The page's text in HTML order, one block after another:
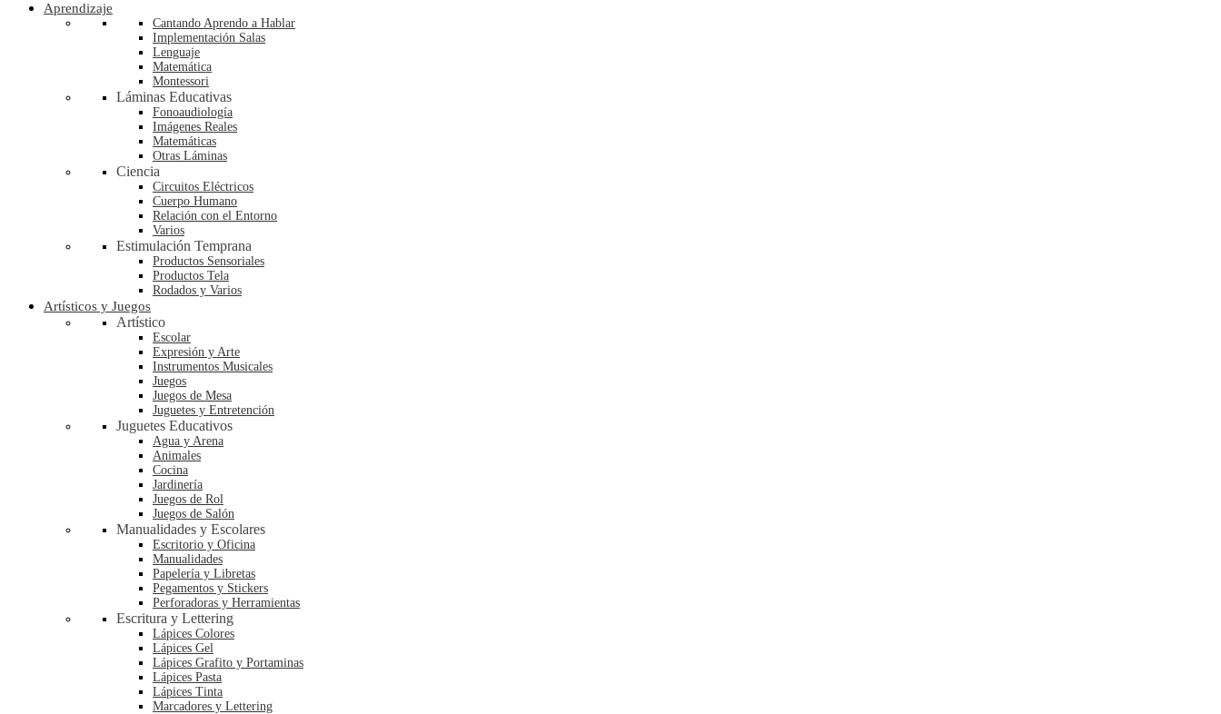
Aprendizaje
Cantando Aprendo a Hablar
Implementación Salas
Lenguaje
Matemática
Montessori
Láminas Educativas
Fonoaudiología
Imágenes Reales
Matemáticas
Otras Láminas
Ciencia
Circuitos Eléctricos
Cuerpo Humano
Relación con el Entorno
Varios
Estimulación Temprana
Productos Sensoriales
Productos Tela
Rodados y Varios
Artísticos y Juegos
Artístico
Escolar
Expresión y Arte
Instrumentos Musicales
Juegos
Juegos de Mesa
Juguetes y Entretención
Juguetes Educativos
Agua y Arena
Animales
Cocina
Jardinería
Juegos de Rol
Juegos de Salón
Manualidades y Escolares
Escritorio y Oficina
Manualidades
Papelería y Libretas
Pegamentos y Stickers
Perforadoras y Herramientas
Escritura y Lettering
Lápices Colores
Lápices Gel
Lápices Grafito y Portaminas
Lápices Pasta
Lápices Tinta
Marcadores y Lettering